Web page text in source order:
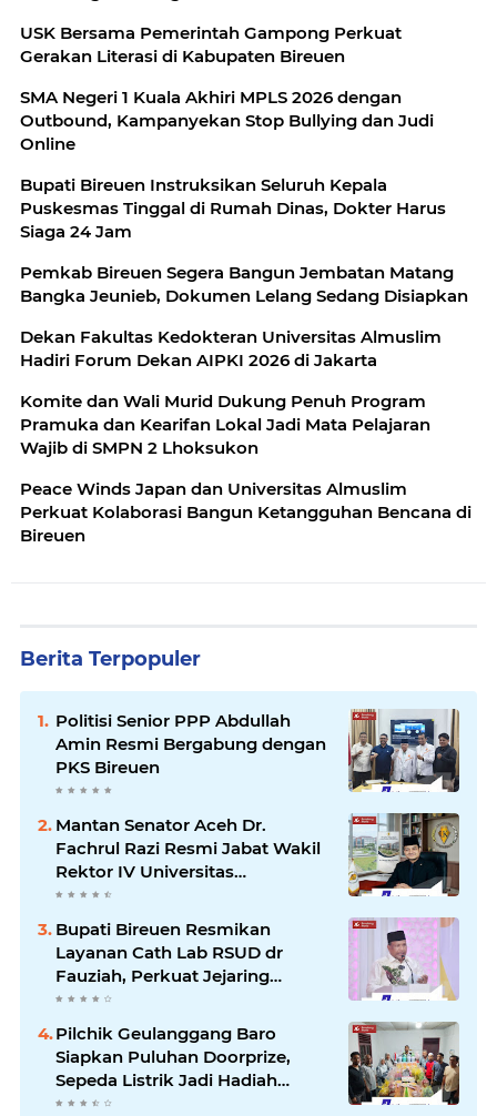
USK Bersama Pemerintah Gampong Perkuat
Gerakan Literasi di Kabupaten Bireuen
SMA Negeri 1 Kuala Akhiri MPLS 2026 dengan
Outbound, Kampanyekan Stop Bullying dan Judi
Online
Bupati Bireuen Instruksikan Seluruh Kepala
Puskesmas Tinggal di Rumah Dinas, Dokter Harus
Siaga 24 Jam
Pemkab Bireuen Segera Bangun Jembatan Matang
Bangka Jeunieb, Dokumen Lelang Sedang Disiapkan
Dekan Fakultas Kedokteran Universitas Almuslim
Hadiri Forum Dekan AIPKI 2026 di Jakarta
Komite dan Wali Murid Dukung Penuh Program
Pramuka dan Kearifan Lokal Jadi Mata Pelajaran
Wajib di SMPN 2 Lhoksukon
Peace Winds Japan dan Universitas Almuslim
Perkuat Kolaborasi Bangun Ketangguhan Bencana di
Bireuen
Berita Terpopuler
Politisi Senior PPP Abdullah
Amin Resmi Bergabung dengan
PKS Bireuen
Mantan Senator Aceh Dr.
Fachrul Razi Resmi Jabat Wakil
Rektor IV Universitas
Kartamulia Purwakarta
Bupati Bireuen Resmikan
Layanan Cath Lab RSUD dr
Fauziah, Perkuat Jejaring
Pelayanan Jantung Bersama 22
RSUD se-Aceh
Pilchik Geulanggang Baro
Siapkan Puluhan Doorprize,
Sepeda Listrik Jadi Hadiah
Utama